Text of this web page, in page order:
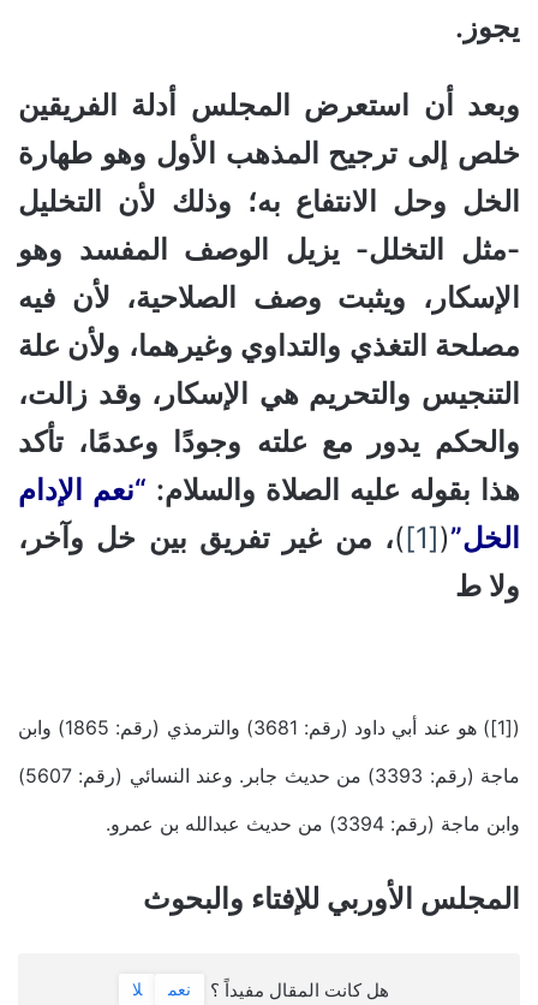
يجوز .
وبعد أن استعرض المجلس أدلة الفريقين
خلص إلى ترجيح المذهب الأول وهو طهارة
الخل وحل الانتفاع به؛ وذلك لأن التخليل
-مثل التخلل- يزيل الوصف المفسد وهو
الإسكار، ويثبت وصف الصلاحية، لأن فيه
مصلحة التغذي والتداوي وغيرهما، ولأن علة
التنجيس والتحريم هي الإسكار، وقد زالت،
والحكم يدور مع علته وجودًا وعدمًا، تأكد
هذا بقوله عليه الصلاة والسلام: “نعم الإدام
الخل”(
[1]
)، من غير تفريق بين خل وآخر،
ولا ط
([1]) هو عند أبي داود (رقم: 3681) والترمذي (رقم: 1865) وابن
ماجة (رقم: 3393) من حديث جابر. وعند النسائي (رقم: 5607)
وابن ماجة (رقم: 3394) من حديث عبدالله بن عمرو.
المجلس الأوربي للإفتاء والبحوث
هل كانت المقال مفيداً ؟ نعم لا